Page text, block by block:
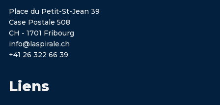
Place du Petit-St-Jean 39
Case Postale 508
CH - 1701 Fribourg
info@laspirale.ch
+41 26 322 66 39
Liens